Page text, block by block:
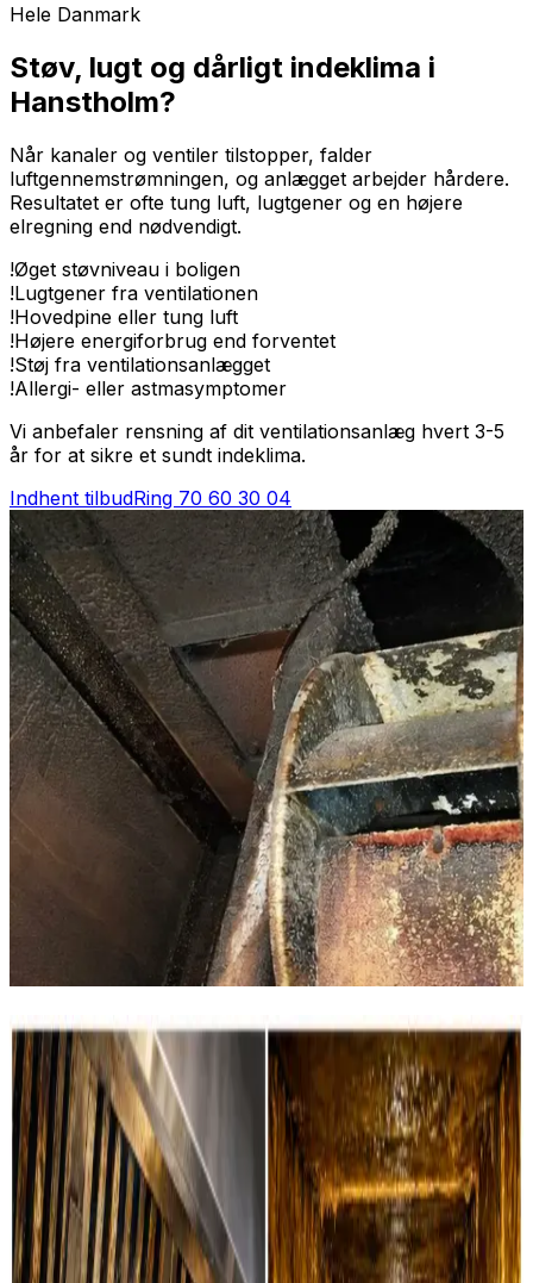
Hele Danmark
Støv, lugt og dårligt indeklima i
Hanstholm?
Når kanaler og ventiler tilstopper, falder
luftgennemstrømningen, og anlægget arbejder hårdere.
Resultatet er ofte tung luft, lugtgener og en højere
elregning end nødvendigt.
!Øget støvniveau i boligen
!Lugtgener fra ventilationen
!Hovedpine eller tung luft
!Højere energiforbrug end forventet
!Støj fra ventilationsanlægget
!Allergi- eller astmasymptomer
Vi anbefaler rensning af dit ventilationsanlæg hvert 3-5
år for at sikre et sundt indeklima.
Indhent tilbudRing 70 60 30 04
Hvad kan vi hjælpe dig med i
Hanstholm?
Boligventilation
Grundig rensning af ventilationskanaler, ventiler og
aggregater i private boliger i Hanstholm. Vi servicerer
alle mærker.
Læs mere